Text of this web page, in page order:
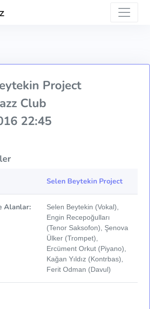
Project
Club
22:45
Selen Beytekin Project
Alanlar:
Selen Beytekin (Vokal),
Engin Recepoğulları
(Tenor Saksofon), Şenova
Ülker (Trompet),
Ercüment Orkut (Piyano),
Kağan Yıldız (Kontrbas),
Ferit Odman (Davul)